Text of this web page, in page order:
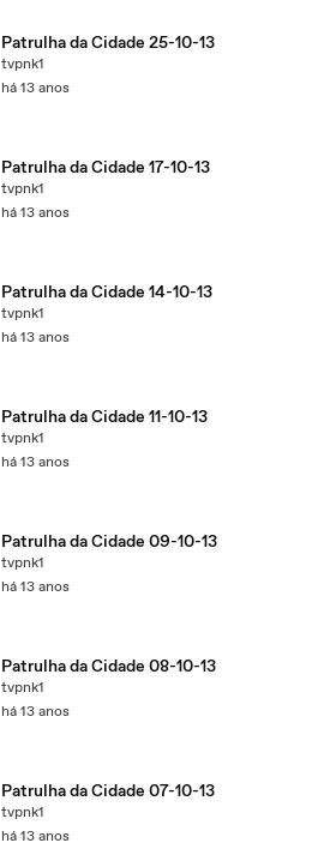
Patrulha da Cidade 25-10-13
tvpnk1
há 13 anos
Patrulha da Cidade 17-10-13
tvpnk1
há 13 anos
Patrulha da Cidade 14-10-13
tvpnk1
há 13 anos
Patrulha da Cidade 11-10-13
tvpnk1
há 13 anos
Patrulha da Cidade 09-10-13
tvpnk1
há 13 anos
Patrulha da Cidade 08-10-13
tvpnk1
há 13 anos
Patrulha da Cidade 07-10-13
tvpnk1
há 13 anos